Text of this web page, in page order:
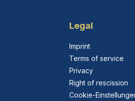
Legal
Imprint
Terms of service
Privacy
Right of rescission
Cookie-